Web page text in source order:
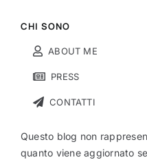
CHI SONO
ABOUT ME
PRESS
CONTATTI
Questo blog non
quanto viene aggiornato